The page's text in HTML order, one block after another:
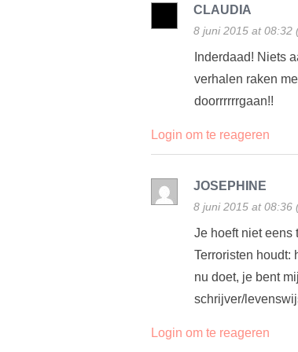
CLAUDIA
8 juni 2015 at 08:32
Inderdaad! Niets
verhalen raken
doorrrrrrgaan!!
Login om te reageren
JOSEPHINE
8 juni 2015 at 08:36
Je hoeft niet eens
Terroristen houdt:
nu doet, je bent
schrijver/
Login om te reageren